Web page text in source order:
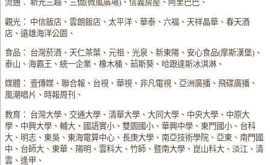
流通： 新光三越、三僑(微風廣場)、信義房屋、阿里巴巴、
觀光： 中信飯店、雲朗飯店、太平洋、華泰、六福、天祥晶華、春天酒
店、遠雄海洋公園、
食品： 台灣菸酒、天仁茶葉、元祖、光泉、新東陽、安心食品(摩斯漢堡)、
泰山、海霸王、統一企業、橡木桶、茹斯葵、哈跟達斯冰淇淋、
媒體： 壹傳媒、聯合報、台視、華視、非凡電視、亞洲廣播、飛碟廣播、
風潮唱片、時報周刊、
教育： 台灣大學、交通大學、清華大學、大同大學、中央大學、中原大
學、中興大學、輔大、國語實小、雙園國小、華興中學、東門國小、台科
大、明志、東吳、東海電算中心、長庚大學、南亞技術學院、亞東、南門國
中、台師大、東華、陽明、雲科大、竹師、暨南大學、崑山科大、淡江、清
雲、逢甲、